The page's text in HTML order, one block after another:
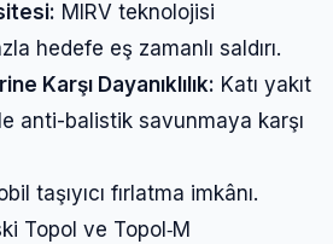
MIRV teknolojisi
hedefe eş zamanlı saldırı.
Karşı Dayanıklılık: Katı yakıt
anti-balistik savunmaya karşı
taşıyıcı fırlatma imkânı.
Topol ve Topol‑M